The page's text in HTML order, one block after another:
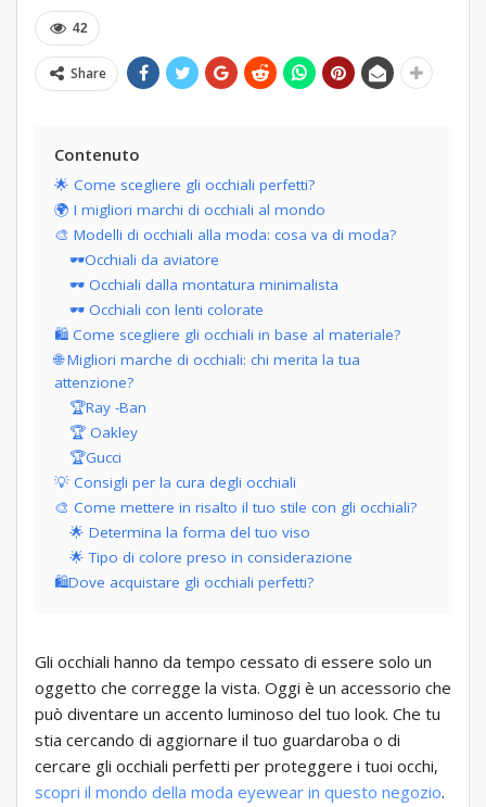
42
Share
Contenuto
🌟 Come scegliere gli occhiali perfetti?
🌍 I migliori marchi di occhiali al mondo
🎨 Modelli di occhiali alla moda: cosa va di moda?
🕶Occhiali da aviatore
🕶 Occhiali dalla montatura minimalista
🕶 Occhiali con lenti colorate
🛍 Come scegliere gli occhiali in base al materiale?
🌐 Migliori marche di occhiali: chi merita la tua
attenzione?
🏆Ray -Ban
🏆 Oakley
🏆Gucci​
💡 Consigli per la cura degli occhiali
🎨 Come mettere in risalto il tuo stile con gli occhiali?
🌟 Determina la forma del tuo viso
🌟 Tipo di colore preso in considerazione
🛍Dove acquistare gli occhiali perfetti?
Gli occhiali hanno da tempo cessato di essere solo un
oggetto che corregge la vista. Oggi è un accessorio che
può diventare un accento luminoso del tuo look. Che tu
stia cercando di aggiornare il tuo guardaroba o di
cercare gli occhiali perfetti per proteggere i tuoi occhi,
scopri il mondo della moda eyewear in questo negozio.